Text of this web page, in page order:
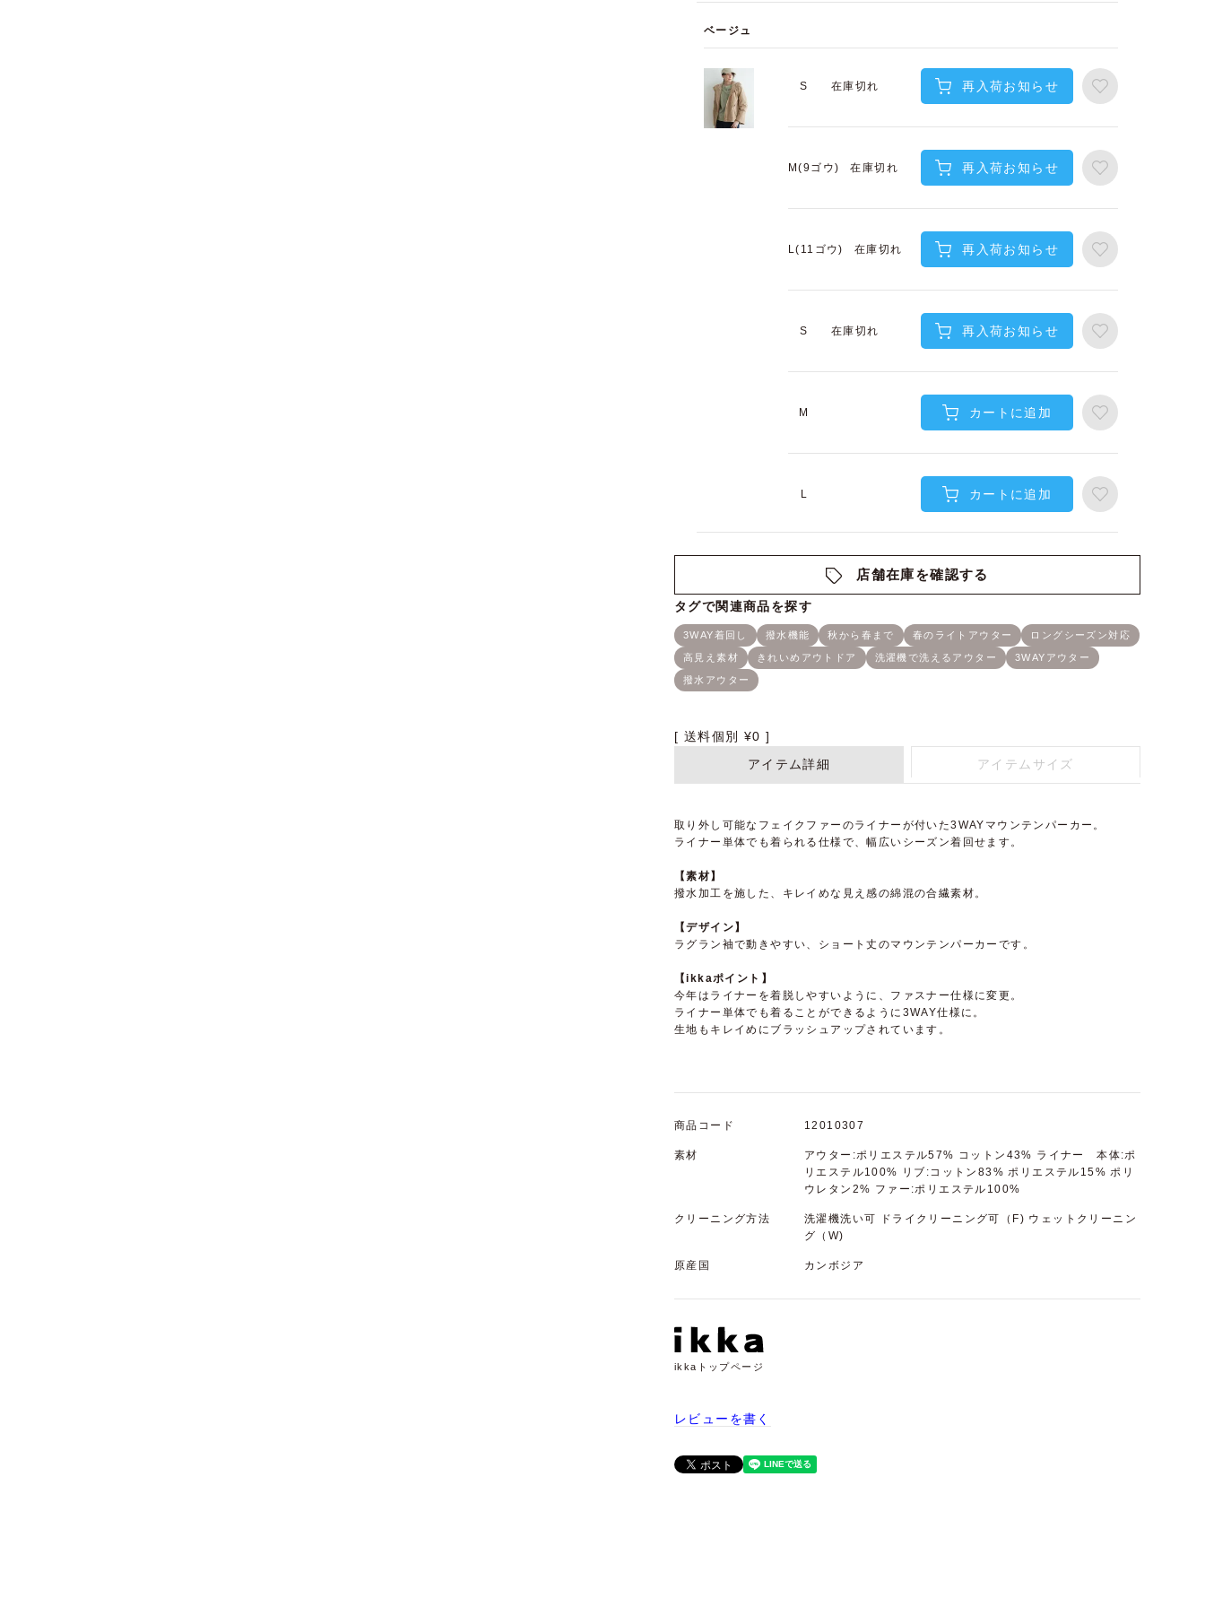
ベージュ
S 在庫切れ 再入荷お知らせ
M(9ゴウ) 在庫切れ 再入荷お知らせ
L(11ゴウ) 在庫切れ 再入荷お知らせ
S 在庫切れ 再入荷お知らせ
M カートに追加
L カートに追加
店舗在庫を確認する
送料個別 ¥0
アイテム詳細
アイテムサイズ
取り外し可能なフェイクファーのライナーが付いた3WAYマウンテンパーカー。
ライナー単体でも着られる仕様で、幅広いシーズン着回せます。
【素材】
撥水加工を施した、キレイめな見え感の綿混の合繊素材。
【デザイン】
ラグラン袖で動きやすい、ショート丈のマウンテンパーカーです。
【ikkaポイント】
今年はライナーを着脱しやすいように、ファスナー仕様に変更。
ライナー単体でも着ることができるように3WAY仕様に。
生地もキレイめにブラッシュアップされています。
商品コード 12010307
素材
アウター:ポリエステル57% コットン43% ライナー 本体:ポ
リエステル100% リブ:コットン83% ポリエステル15% ポリ
ウレタン2% ファー:ポリエステル100%
クリーニング方法
洗濯機洗い可 ドライクリーニング可（F) ウェットクリーニン
グ（W)
原産国 カンボジア
ikkaトップページ
レビューを書く